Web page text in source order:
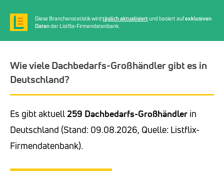
Diese Branchenstatistik wirdtäglich aktualisiertund basiert aufexklusiven
Datender Listflix-Firmendatenbank.
Wie viele Dachbedarfs-Großhändler gibt es in
Deutschland?
Es gibt aktuell259 Dachbedarfs-Großhändler in
Deutschland (Stand: 09.08.2026, Quelle: Listflix-
Firmendatenbank).